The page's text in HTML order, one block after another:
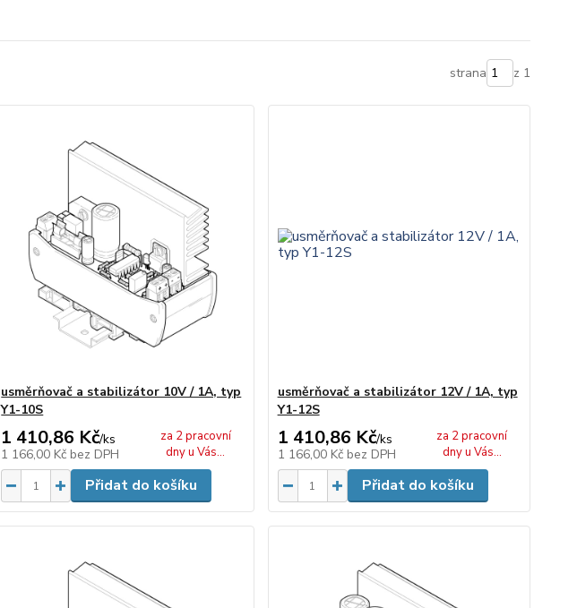
strana z 1
usměrňovač a stabilizátor 10V / 1A, typ
Y1-10S
1 410,86 Kč/ks
1 166,00 Kč bez DPH
za 2 pracovní
dny u Vás...
Přidat do košíku
usměrňovač a stabilizátor 12V / 1A, typ
Y1-12S
1 410,86 Kč/ks
1 166,00 Kč bez DPH
za 2 pracovní
dny u Vás...
Přidat do košíku